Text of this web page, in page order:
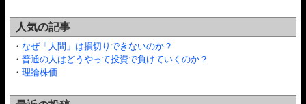
人気の記事
・ なぜ「人間」は損切りできないのか？
・ 普通の人はどうやって投資で負けていくのか？
・ 理論株価